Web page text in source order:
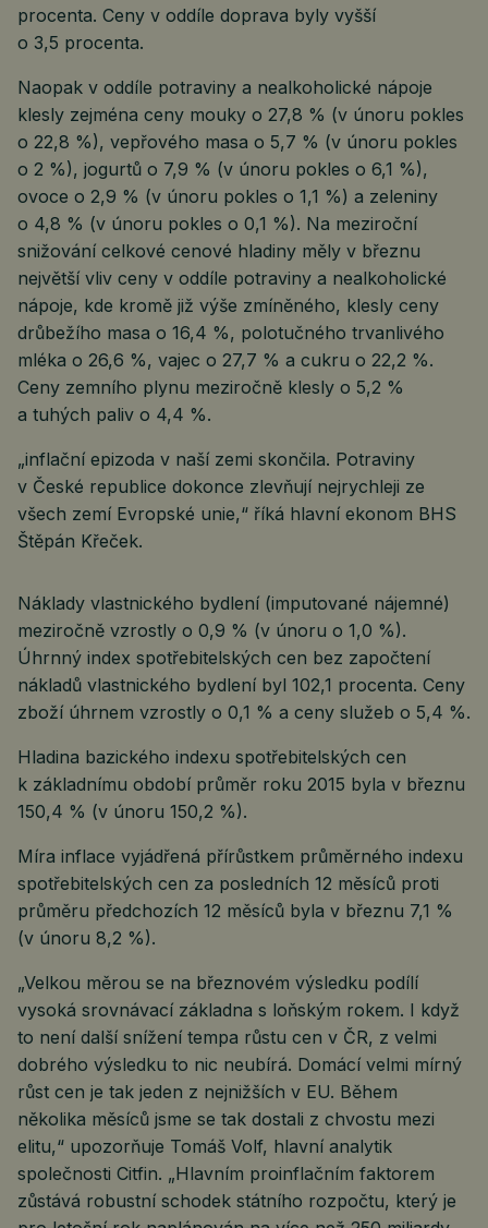
procenta. Ceny v oddíle doprava byly vyšší
o 3,5 procenta.
Naopak v oddíle potraviny a nealkoholické nápoje
klesly zejména ceny mouky o 27,8 % (v únoru pokles
o 22,8 %), vepřového masa o 5,7 % (v únoru pokles
o 2 %), jogurtů o 7,9 % (v únoru pokles o 6,1 %),
ovoce o 2,9 % (v únoru pokles o 1,1 %) a zeleniny
o 4,8 % (v únoru pokles o 0,1 %). Na meziroční
snižování celkové cenové hladiny měly v březnu
největší vliv ceny v oddíle potraviny a nealkoholické
nápoje, kde kromě již výše zmíněného, klesly ceny
drůbežího masa o 16,4 %, polotučného trvanlivého
mléka o 26,6 %, vajec o 27,7 % a cukru o 22,2 %.
Ceny zemního plynu meziročně klesly o 5,2 %
a tuhých paliv o 4,4 %.
„inflační epizoda v naší zemi skončila. Potraviny
v České republice dokonce zlevňují nejrychleji ze
všech zemí Evropské unie,“ říká hlavní ekonom BHS
Štěpán Křeček.
Náklady vlastnického bydlení (imputované nájemné)
meziročně vzrostly o 0,9 % (v únoru o 1,0 %).
Úhrnný index spotřebitelských cen bez započtení
nákladů vlastnického bydlení byl 102,1 procenta. Ceny
zboží úhrnem vzrostly o 0,1 % a ceny služeb o 5,4 %.
Hladina bazického indexu spotřebitelských cen
k základnímu období průměr roku 2015 byla v březnu
150,4 % (v únoru 150,2 %).
Míra inflace vyjádřená přírůstkem průměrného indexu
spotřebitelských cen za posledních 12 měsíců proti
průměru předchozích 12 měsíců byla v březnu 7,1 %
(v únoru 8,2 %).
„Velkou měrou se na březnovém výsledku podílí
vysoká srovnávací základna s loňským rokem. I když
to není další snížení tempa růstu cen v ČR, z velmi
dobrého výsledku to nic neubírá. Domácí velmi mírný
růst cen je tak jeden z nejnižších v EU. Během
několika měsíců jsme se tak dostali z chvostu mezi
elitu,“ upozorňuje Tomáš Volf, hlavní analytik
společnosti Citfin. „Hlavním proinflačním faktorem
zůstává robustní schodek státního rozpočtu, který je